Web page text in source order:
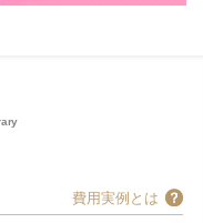
費用実例とは